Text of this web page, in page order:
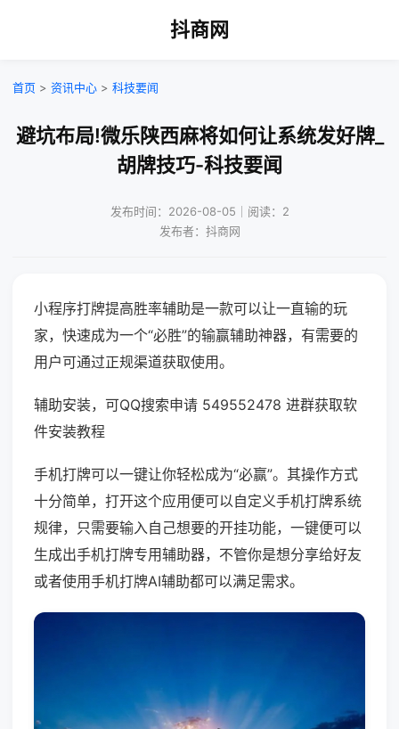
抖商网
首页 > 资讯中心 > 科技要闻
避坑布局!微乐陕西麻将如何让系统发好牌_
胡牌技巧-科技要闻
发布时间：2026-08-05｜阅读：2
发布者：抖商网
小程序打牌提高胜率辅助是一款可以让一直输的玩
家，快速成为一个“必胜”的输赢辅助神器，有需要的
用户可通过正规渠道获取使用。
辅助安装，可QQ搜索申请 549552478 进群获取软
件安装教程
手机打牌可以一键让你轻松成为“必赢”。其操作方式
十分简单，打开这个应用便可以自定义手机打牌系统
规律，只需要输入自己想要的开挂功能，一键便可以
生成出手机打牌专用辅助器，不管你是想分享给好友
或者使用手机打牌AI辅助都可以满足需求。